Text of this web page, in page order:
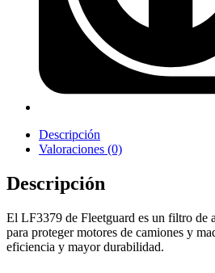
Descripción
Valoraciones (0)
Descripción
El LF3379 de Fleetguard es un filtro de
para proteger motores de camiones y
eficiencia y mayor durabilidad.